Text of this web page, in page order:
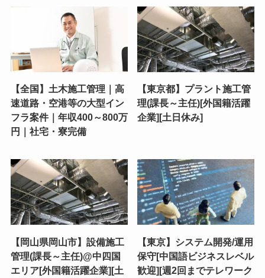
【全国】土木施工管理｜高
速道路・空港等の大型イン
フラ案件｜年収400～800万
円｜社宅・寮完備
【東京都】プラント施工管
理(課長～主任)[外国籍活躍
企業][土日休み]
【岡山県岡山市】設備施工
管理(課長～主任)@中四国
エリア[外国籍活躍企業][土
【東京】システム開発/運用
保守[中国語ビジネスレベル
歓迎][週2回までテレワーク